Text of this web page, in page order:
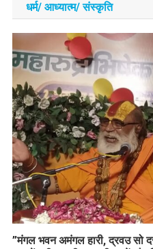
धर्म/ आध्‍यात्‍म/ संस्‍कृति
​”मंगल भवन अमंगल हारी, द्रवउ सो